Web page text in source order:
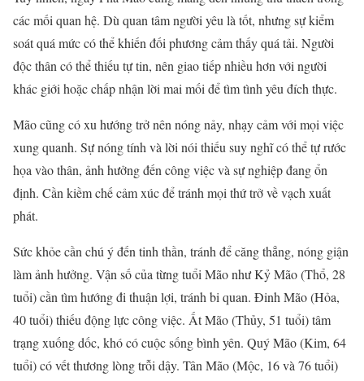
các mối quan hệ. Dù quan tâm người yêu là tốt, nhưng sự kiểm
soát quá mức có thể khiến đối phương cảm thấy quá tải. Người
độc thân có thể thiếu tự tin, nên giao tiếp nhiều hơn với người
khác giới hoặc chấp nhận lời mai mối để tìm tình yêu đích thực.
Mão cũng có xu hướng trở nên nóng nảy, nhạy cảm với mọi việc
xung quanh. Sự nóng tính và lời nói thiếu suy nghĩ có thể tự rước
họa vào thân, ảnh hưởng đến công việc và sự nghiệp đang ổn
định. Cần kiềm chế cảm xúc để tránh mọi thứ trở về vạch xuất
phát.
Sức khỏe cần chú ý đến tinh thần, tránh để căng thẳng, nóng giận
làm ảnh hưởng. Vận số của từng tuổi Mão như Kỷ Mão (Thổ, 28
tuổi) cần tìm hướng đi thuận lợi, tránh bi quan. Đinh Mão (Hỏa,
40 tuổi) thiếu động lực công việc. Ất Mão (Thủy, 51 tuổi) tâm
trạng xuống dốc, khó có cuộc sống bình yên. Quý Mão (Kim, 64
tuổi) có vết thương lòng trỗi dậy. Tân Mão (Mộc, 16 và 76 tuổi)